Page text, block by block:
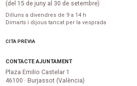
(del 15 de juny al 30 de setembre)
Dilluns a divendres de 9 a 14 h
Dimarts i dijous tancat per la vesprada
CITA PRÈVIA
CONTACTE AJUNTAMENT
Plaza Emilio Castelar 1
46100 · Burjassot (València)